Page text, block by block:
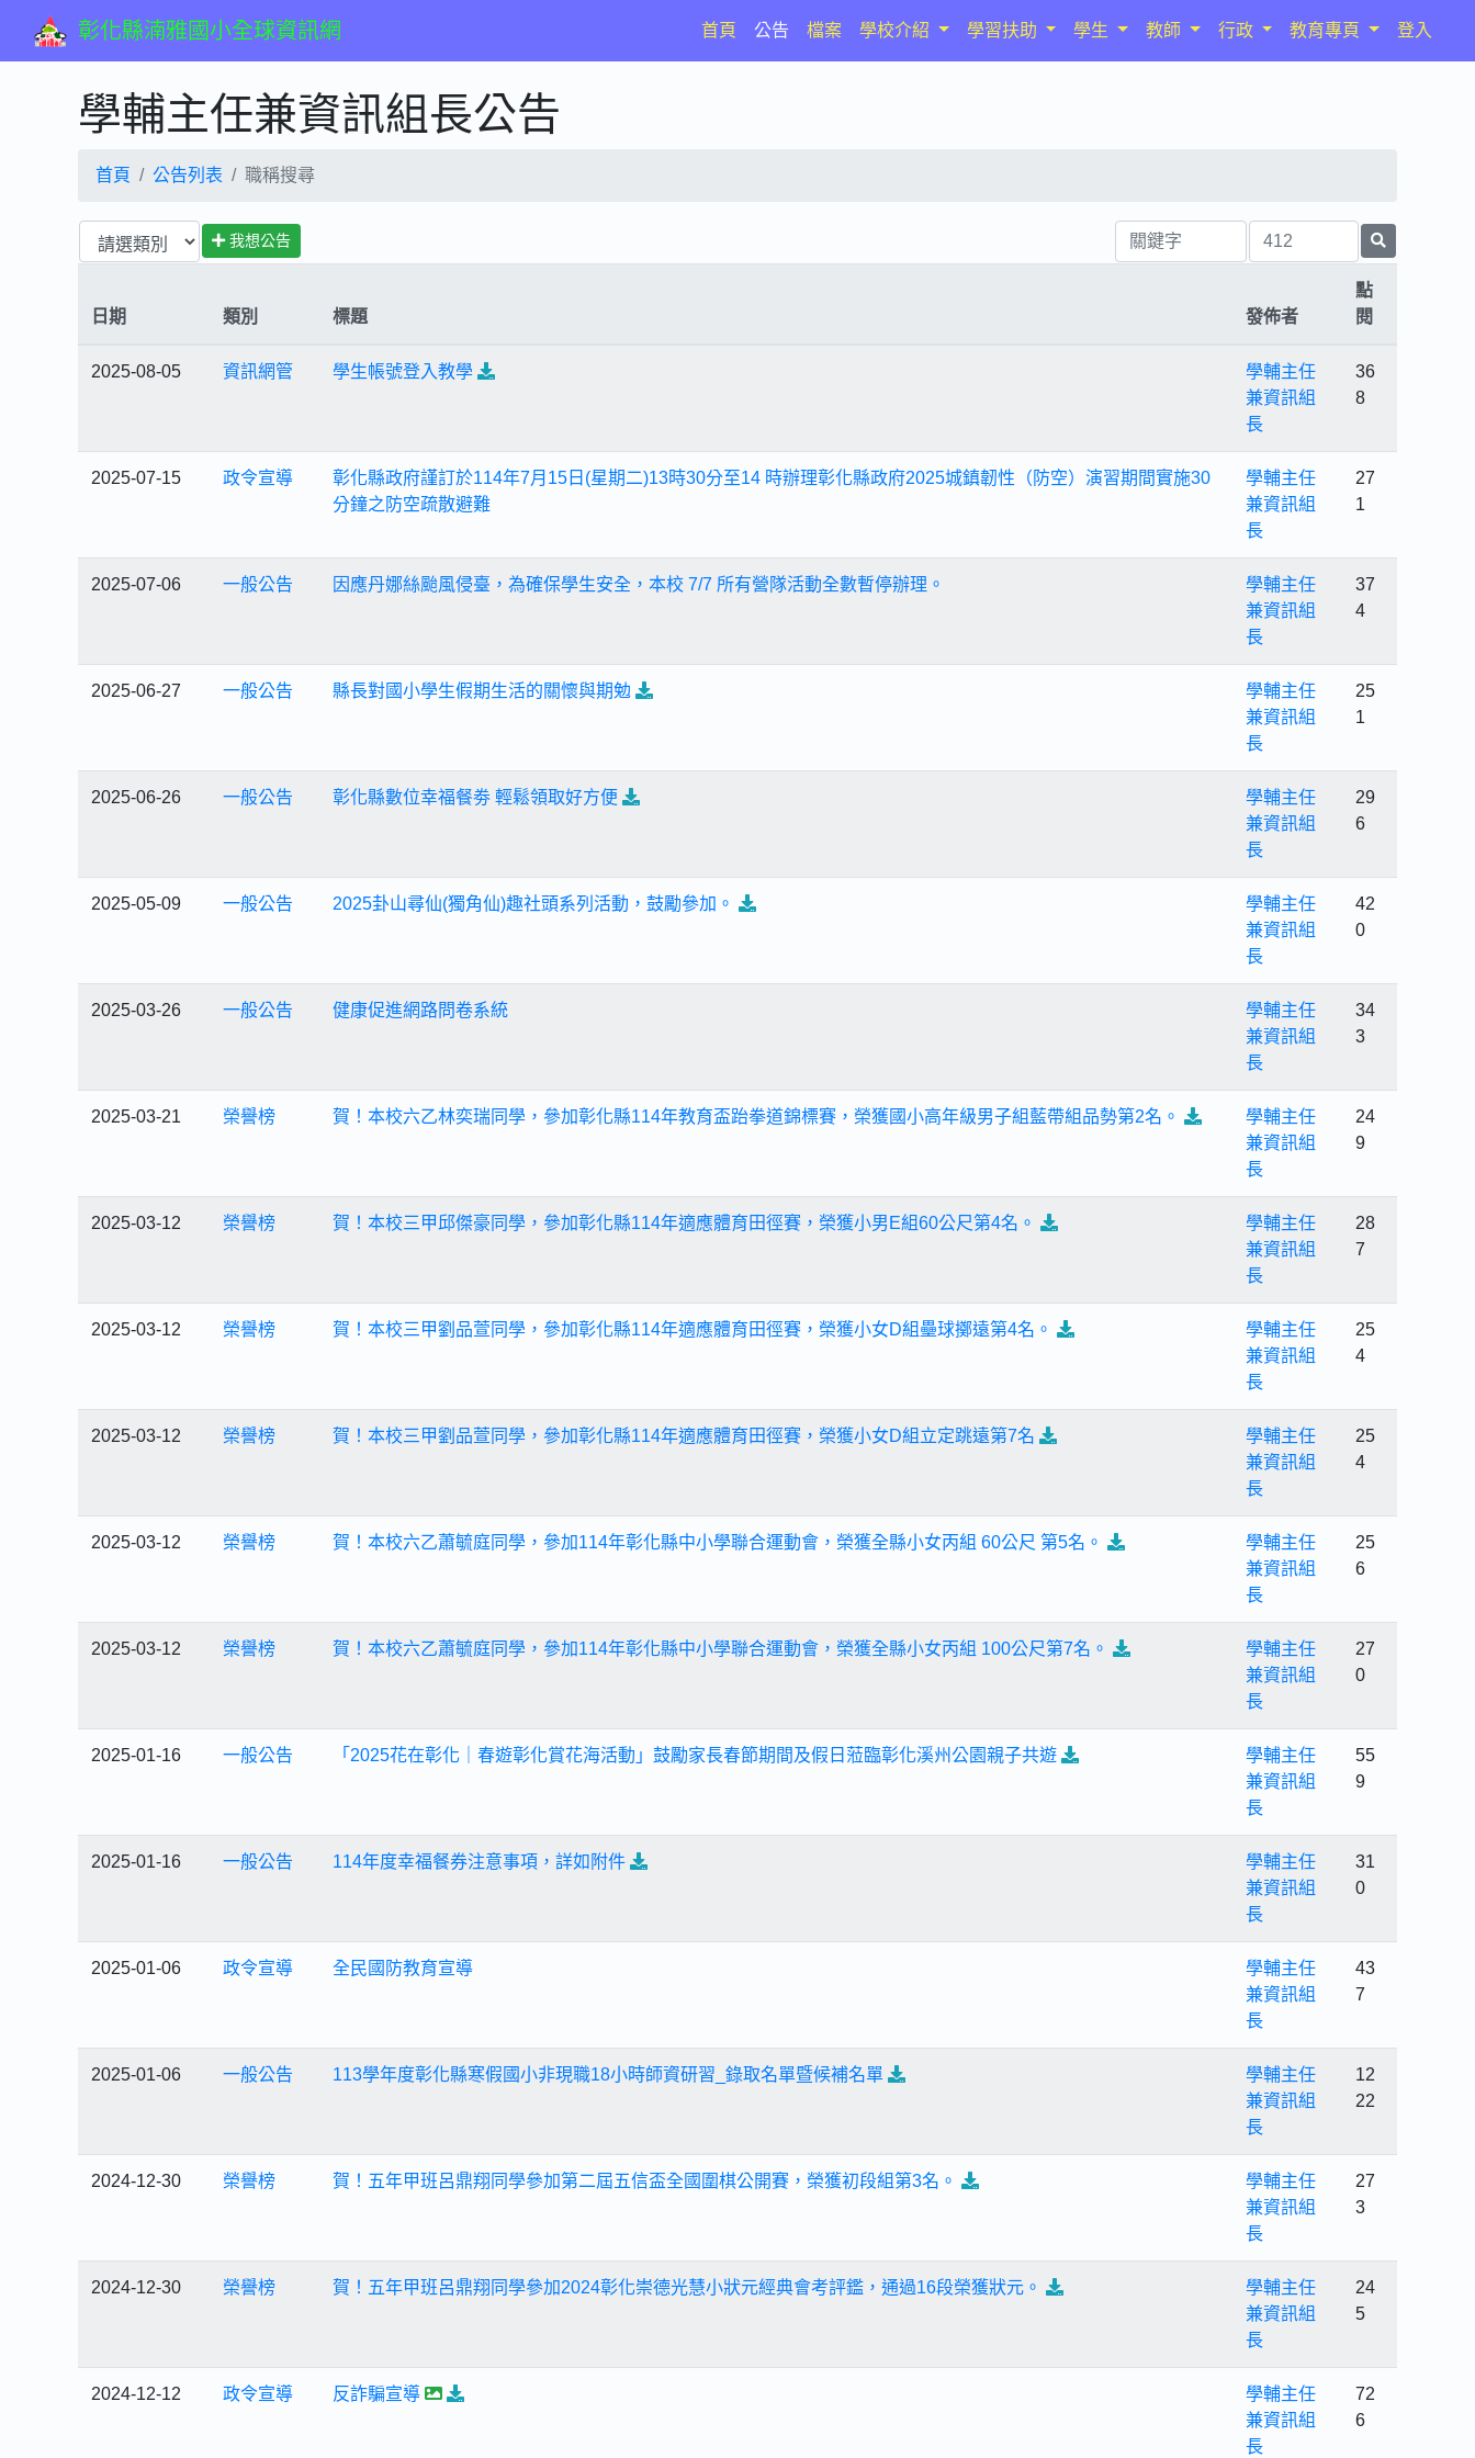
彰化縣湳雅國小全球資訊網 首頁(current)
公告 檔案 學校介紹 學習扶助 學生 教師 行政 教育專頁 登入
學輔主任兼資訊組長公告
首頁 公告列表 職稱搜尋
我想公告
日期 類別 標題 發佈者
點
閱
2025-08-05 資訊網管 學生帳號登入教學
學輔主任
兼資訊組
長
36
8
2025-07-15 政令宣導
彰化縣政府謹訂於114年7月15日(星期二)13時30分至14 時辦理彰化縣政府2025城鎮韌性（防空）演習期間實施30
分鐘之防空疏散避難
學輔主任
兼資訊組
長
27
1
2025-07-06 一般公告 因應丹娜絲颱風侵臺，為確保學生安全，本校 7/7 所有營隊活動全數暫停辦理。
學輔主任
兼資訊組
長
37
4
2025-06-27 一般公告 縣長對國小學生假期生活的關懷與期勉
學輔主任
兼資訊組
長
25
1
2025-06-26 一般公告 彰化縣數位幸福餐劵 輕鬆領取好方便
學輔主任
兼資訊組
長
29
6
2025-05-09 一般公告 2025卦山尋仙(獨角仙)趣社頭系列活動，鼓勵參加。
學輔主任
兼資訊組
長
42
0
2025-03-26 一般公告 健康促進網路問卷系統
學輔主任
兼資訊組
長
34
3
2025-03-21 榮譽榜 賀！本校六乙林奕瑞同學，參加彰化縣114年教育盃跆拳道錦標賽，榮獲國小高年級男子組藍帶組品勢第2名。
學輔主任
兼資訊組
長
24
9
2025-03-12 榮譽榜 賀！本校三甲邱傑豪同學，參加彰化縣114年適應體育田徑賽，榮獲小男E組60公尺第4名。
學輔主任
兼資訊組
長
28
7
2025-03-12 榮譽榜 賀！本校三甲劉品萱同學，參加彰化縣114年適應體育田徑賽，榮獲小女D組壘球擲遠第4名。
學輔主任
兼資訊組
長
25
4
2025-03-12 榮譽榜 賀！本校三甲劉品萱同學，參加彰化縣114年適應體育田徑賽，榮獲小女D組立定跳遠第7名
學輔主任
兼資訊組
長
25
4
2025-03-12 榮譽榜 賀！本校六乙蕭毓庭同學，參加114年彰化縣中小學聯合運動會，榮獲全縣小女丙組 60公尺 第5名。
學輔主任
兼資訊組
長
25
6
2025-03-12 榮譽榜 賀！本校六乙蕭毓庭同學，參加114年彰化縣中小學聯合運動會，榮獲全縣小女丙組 100公尺第7名。
學輔主任
兼資訊組
長
27
0
2025-01-16 一般公告 「2025花在彰化｜春遊彰化賞花海活動」鼓勵家長春節期間及假日蒞臨彰化溪州公園親子共遊
學輔主任
兼資訊組
長
55
9
2025-01-16 一般公告 114年度幸福餐券注意事項，詳如附件
學輔主任
兼資訊組
長
31
0
2025-01-06 政令宣導 全民國防教育宣導
學輔主任
兼資訊組
長
43
7
2025-01-06 一般公告 113學年度彰化縣寒假國小非現職18小時師資研習_錄取名單暨候補名單
學輔主任
兼資訊組
長
12
22
2024-12-30 榮譽榜 賀！五年甲班呂鼎翔同學參加第二屆五信盃全國圍棋公開賽，榮獲初段組第3名。
學輔主任
兼資訊組
長
27
3
2024-12-30 榮譽榜 賀！五年甲班呂鼎翔同學參加2024彰化崇德光慧小狀元經典會考評鑑，通過16段榮獲狀元。
學輔主任
兼資訊組
長
24
5
2024-12-12 政令宣導 反詐騙宣導
學輔主任
兼資訊組
長
72
6